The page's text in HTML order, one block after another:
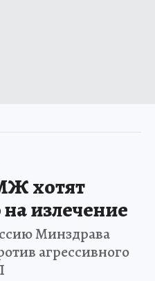
хотят
излечение
Минздрава
агрессивного